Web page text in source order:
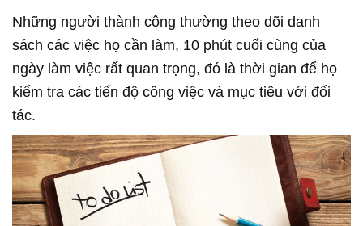
Những người thành công thường theo dõi danh
sách các việc họ cần làm, 10 phút cuối cùng của
ngày làm việc rất quan trọng, đó là thời gian để họ
kiểm tra các tiến độ công việc và mục tiêu với đối
tác.